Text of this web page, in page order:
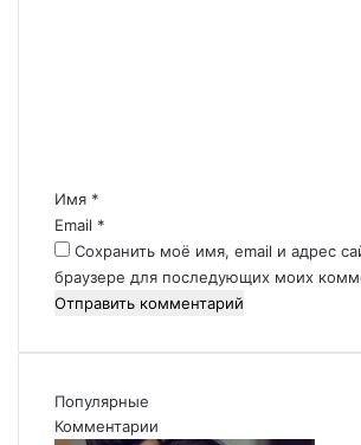
п
о
к
у
п
т
л
е
р
и
й
*
Имя *
Email *
Сохранить моё имя, email и адрес
браузере для последующих моих
Популярные
Комментарии